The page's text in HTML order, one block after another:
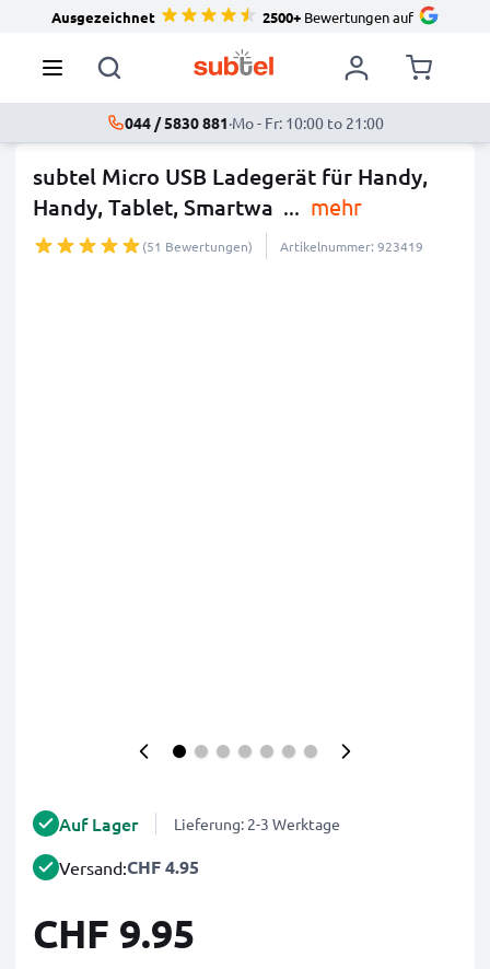
Ausgezeichnet 2500+Bewertungen auf
044 / 5830 881·Mo - Fr: 10:00 to 21:00
subtel Micro USB Ladegerät für Handy,
Handy, Tablet, Smartwa ... mehr
(51 Bewertungen) Artikelnummer: 923419
Auf Lager Lieferung: 2-3 Werktage
Versand:CHF 4.95
CHF 9.95